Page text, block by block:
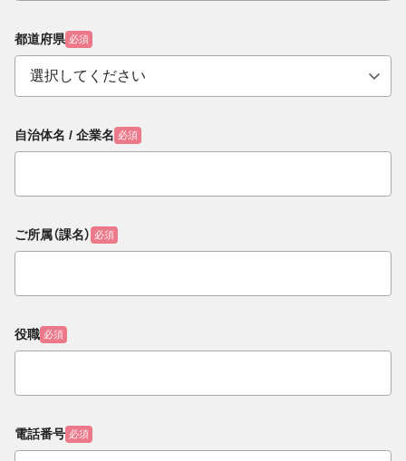
都道府県 必須
自治体名 / 企業名 必須
ご所属（課名） 必須
役職 必須
電話番号 必須